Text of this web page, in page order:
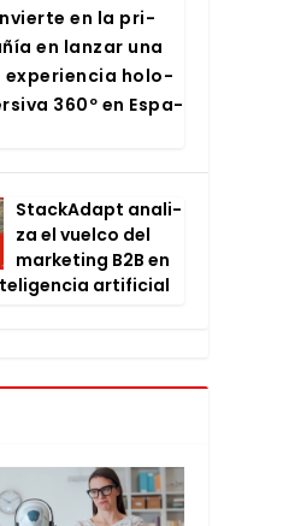
en la pri­
en lan­zar una
expe­rien­cia holo­
360º en Espa­
Stac­kA­dapt ana­li­
za el vuel­co del
mar­ke­ting B2B en
arti­fi­cial